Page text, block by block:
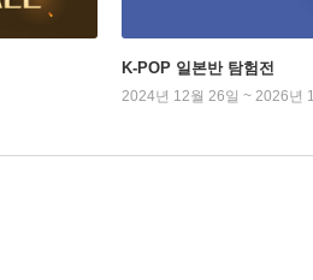
K-POP 일본반 탐험전
2024년 12월 26일 ~ 2026년